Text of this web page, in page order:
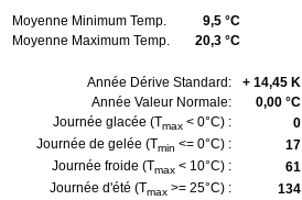
Moyenne Minimum Temp.
9,5 °C
Moyenne Maximum Temp.
20,3 °C
Année Dérive Standard:
+ 14,45 K
Année Valeur Normale:
0,00 °C
Journée glacée (Tmax < 0°C) :
0
Journée de gelée (Tmin <= 0°C) :
17
Journée froide (Tmax < 10°C) :
61
Journée d'été (Tmax >= 25°C) :
134